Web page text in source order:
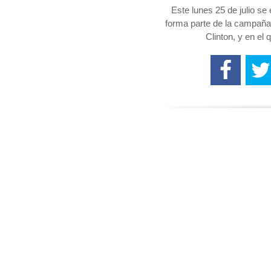
Este lunes 25 de julio se
forma parte de la
Clinton, y en el